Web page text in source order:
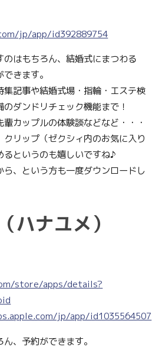
jp/app/id392889754
はもちろん、結婚式にまつわる
きます。
集記事や結婚式場・指輪・エステ検
ダンドリチェック機能まで！
カップルの体験談などなど・・・
リップ（ゼクシィ内のお気に入り
るというのも嬉しいですね♪
ら、という方も一度ダウンロードし
ハナユメ）
store/apps/details?
jp/app/id1035564507
、予約ができます。